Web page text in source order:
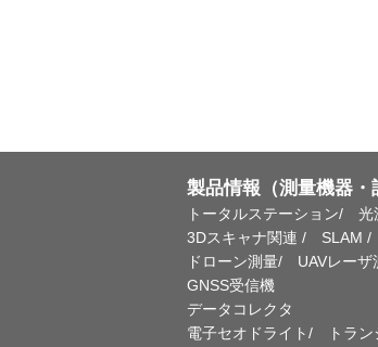
製品情報（測量機器・
トータルステーション/ 光
3Dスキャナ関連 / SLAM
ドローン測量/ UAVレーザ
GNSS受信機
データコレクタ
電子セオドライト/ トラン